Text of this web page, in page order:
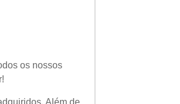
os nossos
Além de